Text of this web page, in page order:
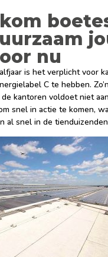
nu
is het verplicht voor
C te hebben.
kantoren voldoet niet
snel in actie te komen,
al snel in de tienduizenden